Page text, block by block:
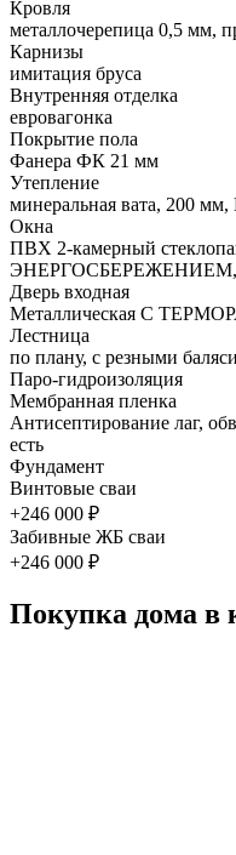
Кровля
металлочерепица 0,5 мм,
Карнизы
имитация бруса
Внутренняя отделка
евровагонка
Покрытие пола
Фанера ФК 21 мм
Утепление
минеральная вата, 200
Окна
ПВХ 2-камерный
ЭНЕРГОСБЕРЕЖЕНИЕМ,
Дверь входная
Металлическая С
Лестница
по плану, с резными
Паро-гидроизоляция
Мембранная пленка
Антисептирование лаг,
есть
Фундамент
Винтовые сваи
+246 000 ₽
Забивные ЖБ сваи
+246 000 ₽
Покупка дома в